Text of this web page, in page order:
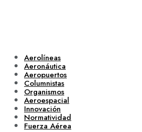
Aerolíneas
Aeronáutica
Aeropuertos
Columnistas
Organismos
Aeroespacial
Innovación
Normatividad
Fuerza Aérea